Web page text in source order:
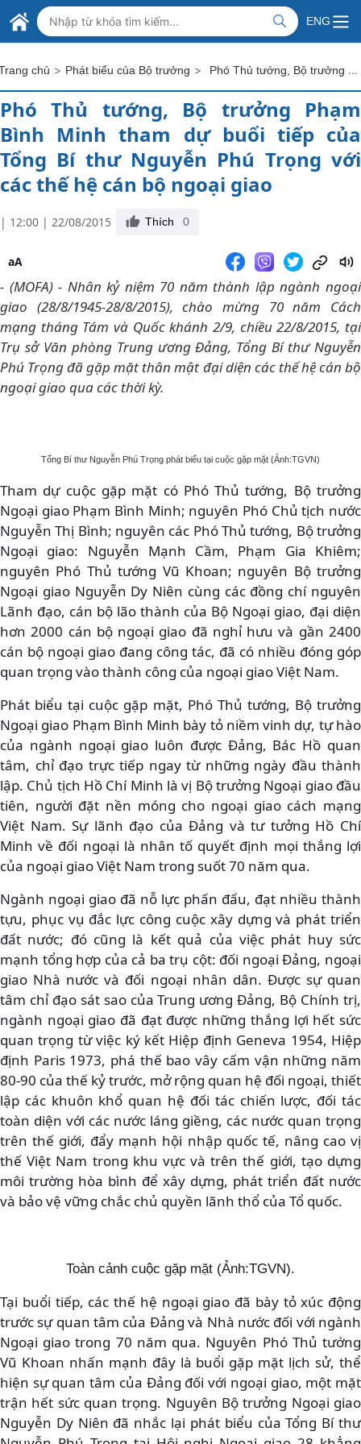
Skip to Main Content
BỘ NGOẠI GIAO VIỆT NAM
MINISTRY OF FOREIGN AFFAIRS
ENG
chủ > Phát biểu của Bộ trưởng > Phó Thủ tướng, Bộ trưởng Phạm Bình Minh tham dự buổi tiếp của Tổng Bí thư Nguyễn Phú Trọng với các thế hệ cán bộ ngoại giao
Phó Thủ tướng, Bộ trưởng Phạm
Bình Minh tham dự buổi tiếp của
Tổng Bí thư Nguyễn Phú Trọng với
các thế hệ cán bộ ngoại giao
| 12:00 | 22/08/2015 Thích 0
aA
- (MOFA) - Nhân kỷ niệm 70 năm thành lập ngành ngoại
giao (28/8/1945-28/8/2015), chào mừng 70 năm Cách
mạng tháng Tám và Quốc khánh 2/9, chiều 22/8/2015, tại
Trụ sở Văn phòng Trung ương Đảng, Tổng Bí thư Nguyễn
Phú Trọng đã gặp mặt thân mật đại diện các thế hệ cán bộ
ngoại giao qua các thời kỳ.
Tổng Bí thư Nguyễn Phú Trọng phát biểu tại cuộc gặp mặt (Ảnh:TGVN)
Tham dự cuộc gặp mặt có Phó Thủ tướng, Bộ trưởng
Ngoại giao Phạm Bình Minh; nguyên Phó Chủ tịch nước
Nguyễn Thị Bình; nguyên các Phó Thủ tướng, Bộ trưởng
Ngoại giao: Nguyễn Mạnh Cầm, Phạm Gia Khiêm;
nguyên Phó Thủ tướng Vũ Khoan; nguyên Bộ trưởng
Ngoại giao Nguyễn Dy Niên cùng các đồng chí nguyên
Lãnh đạo, cán bộ lão thành của Bộ Ngoại giao, đại diện
hơn 2000 cán bộ ngoại giao đã nghỉ hưu và gần 2400
cán bộ ngoại giao đang công tác, đã có nhiều đóng góp
quan trọng vào thành công của ngoại giao Việt Nam.
Phát biểu tại cuộc gặp mặt, Phó Thủ tướng, Bộ trưởng
Ngoại giao Phạm Bình Minh bày tỏ niềm vinh dự, tự hào
của ngành ngoại giao luôn được Đảng, Bác Hồ quan
tâm, chỉ đạo trực tiếp ngay từ những ngày đầu thành
lập. Chủ tịch Hồ Chí Minh là vị Bộ trưởng Ngoại giao đầu
tiên, người đặt nền móng cho ngoại giao cách mạng
Việt Nam. Sự lãnh đạo của Đảng và tư tưởng Hồ Chí
Minh về đối ngoại là nhân tố quyết định mọi thắng lợi
của ngoại giao Việt Nam trong suốt 70 năm qua.
Ngành ngoại giao đã nỗ lực phấn đấu, đạt nhiều thành
tựu, phục vụ đắc lực công cuộc xây dựng và phát triển
đất nước; đó cũng là kết quả của việc phát huy sức
mạnh tổng hợp của cả ba trụ cột: đối ngoại Đảng, ngoại
giao Nhà nước và đối ngoại nhân dân. Được sự quan
tâm chỉ đạo sát sao của Trung ương Đảng, Bộ Chính trị,
ngành ngoại giao đã đạt được những thắng lợi hết sức
quan trọng từ việc ký kết Hiệp định Geneva 1954, Hiệp
định Paris 1973, phá thế bao vây cấm vận những năm
80-90 của thế kỷ trước, mở rộng quan hệ đối ngoại, thiết
lập các khuôn khổ quan hệ đối tác chiến lược, đối tác
toàn diện với các nước láng giềng, các nước quan trọng
trên thế giới, đẩy mạnh hội nhập quốc tế, nâng cao vị
thế Việt Nam trong khu vực và trên thế giới, tạo dựng
môi trường hòa bình để xây dựng, phát triển đất nước
và bảo vệ vững chắc chủ quyền lãnh thổ của Tổ quốc.
Toàn cảnh cuộc gặp mặt (Ảnh:TGVN).
Tại buổi tiếp, các thế hệ ngoại giao đã bày tỏ xúc động
trước sự quan tâm của Đảng và Nhà nước đối với ngành
Ngoại giao trong 70 năm qua. Nguyên Phó Thủ tướng
Vũ Khoan nhấn mạnh đây là buổi gặp mặt lịch sử, thể
hiện sự quan tâm của Đảng đối với ngoại giao, một mặt
trận hết sức quan trọng. Nguyên Bộ trưởng Ngoại giao
Nguyễn Dy Niên đã nhắc lại phát biểu của Tổng Bí thư